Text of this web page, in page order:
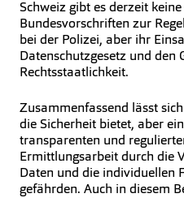
Schweiz gibt es derzeit
Bundesvorschriften zur
bei der Polizei, aber ihr
Datenschutzgesetz und den
Rechtsstaatlichkeit.
Zusammenfassend lässt
die Sicherheit bietet, aber
transparenten und
Ermittlungsarbeit durch die
Daten und die individuellen
gefährden. Auch in diesem